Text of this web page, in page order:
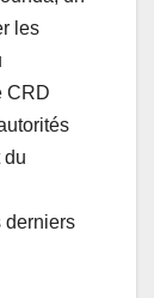
les
CRD
du
derniers